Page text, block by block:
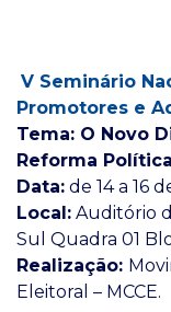
p
p
o
k
V Seminário
Promotores e
Tema: O Novo
Reforma
Data: de 14 a 16
Local: Auditório
Sul Quadra 01
Realização:
Eleitoral – MCCE.